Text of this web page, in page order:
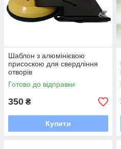
Шаблон з алюмінієвою
присоскою для свердління
отворів
Готово до відправки
350 ₴
Купити